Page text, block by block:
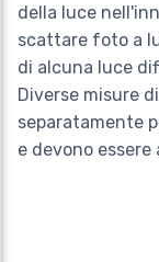
della luce
scattare foto a
di alcuna luce
Diverse misure
separatamente
e devono